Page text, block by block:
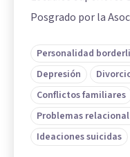
Posgrado por la
Personalidad
Depresión
Conflictos familiares
Problemas
Ideaciones suicidas